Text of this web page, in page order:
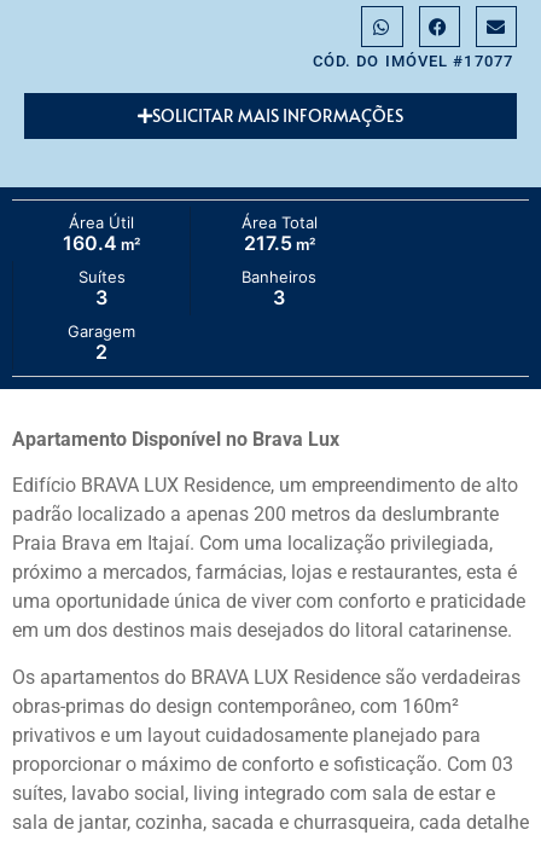
CÓD. DO IMÓVEL #17077
SOLICITAR MAIS INFORMAÇÕES
Área Útil
160.4 m²
Área Total
217.5m²
Suítes
3
Banheiros
3
Garagem
2
Apartamento Disponível no Brava Lux
Edifício BRAVA LUX Residence, um empreendimento de alto
padrão localizado a apenas 200 metros da deslumbrante
Praia Brava em Itajaí. Com uma localização privilegiada,
próximo a mercados, farmácias, lojas e restaurantes, esta é
uma oportunidade única de viver com conforto e praticidade
em um dos destinos mais desejados do litoral catarinense.
Os apartamentos do BRAVA LUX Residence são verdadeiras
obras-primas do design contemporâneo, com 160m²
privativos e um layout cuidadosamente planejado para
proporcionar o máximo de conforto e sofisticação. Com 03
suítes, lavabo social, living integrado com sala de estar e
sala de jantar, cozinha, sacada e churrasqueira, cada detalhe